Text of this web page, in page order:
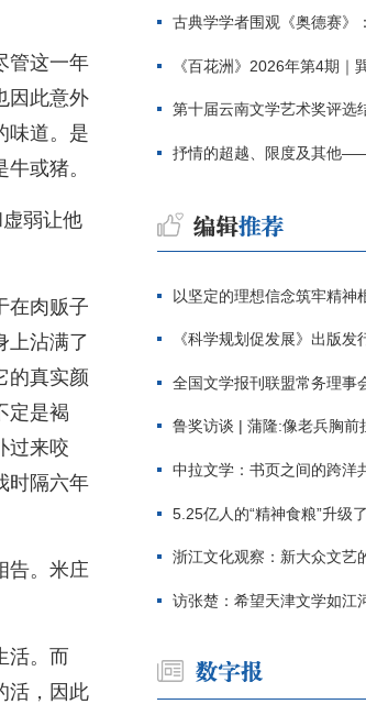
管这一年
因此意外
味道。是
或猪。
弱让他
在肉贩子
上沾满了
的真实颜
定是褐
过来咬
时隔六年
告。米庄
活。而
活，因此
古典学学者围观《奥德赛》：黑白海伦、佩涅罗
《百花洲》2026年第4期｜巽之先生：
第十届云南文学艺术奖评选
抒情的超越、限度及其他——评艾伟的
以坚定的理想信念筑牢精神
《科学规划促发展》出版发
全国文学报刊联盟常务理事
鲁奖访谈 | 蒲隆:像老兵胸前挂
中拉文学：书页之间的跨洋
5.25亿人的“精神食粮”升级了，网络文
浙江文化观察：新大众文艺的星
访张楚：希望天津文学如江河